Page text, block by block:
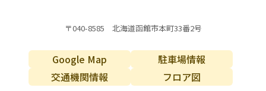
〒040-8585 北海道函館市本町33番2号
Google Map
駐車場情報
交通機関情報
フロア図